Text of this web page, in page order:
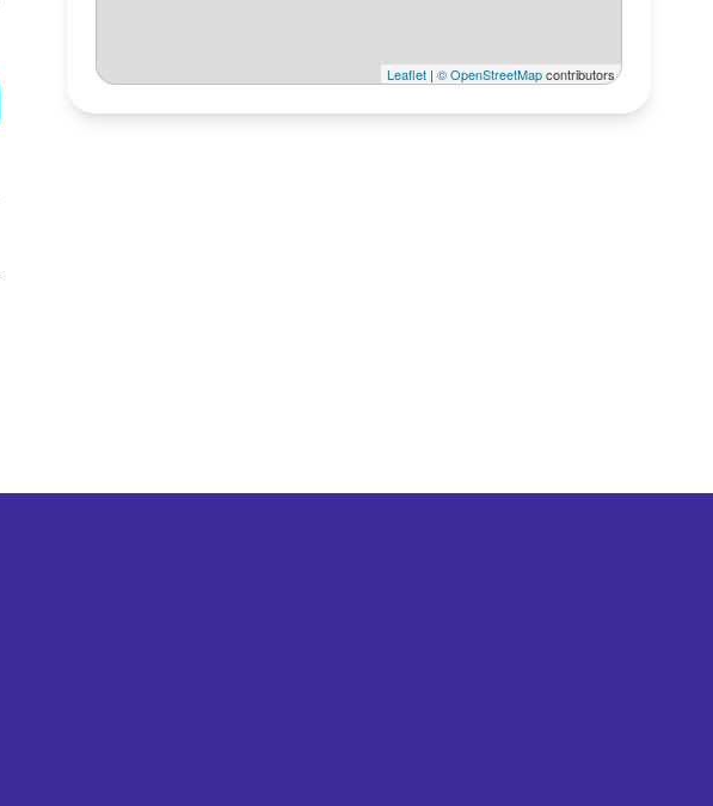
Leaflet| © OpenStreetMapcontributors